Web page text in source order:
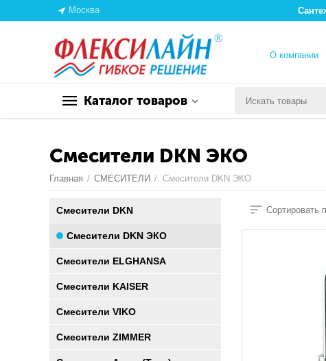
Москва
О компании
Каталог товаров
Смесители DKN ЭКО
Главная / СМЕСИТЕЛИ / Смесители DKN ЭКО
Сортировать
Смесители DKN
Смесители DKN ЭКО
Смесители ELGHANSA
Смесители KAISER
Смесители VIKO
Смесители ZIMMER